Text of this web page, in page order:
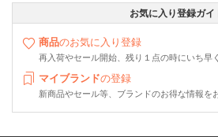
お気に入り登録ガイ
商品のお気に入り登録
再入荷やセール開始、残り１点の時にいち早
マイブランドの登録
新商品やセール等、ブランドのお得な情報を